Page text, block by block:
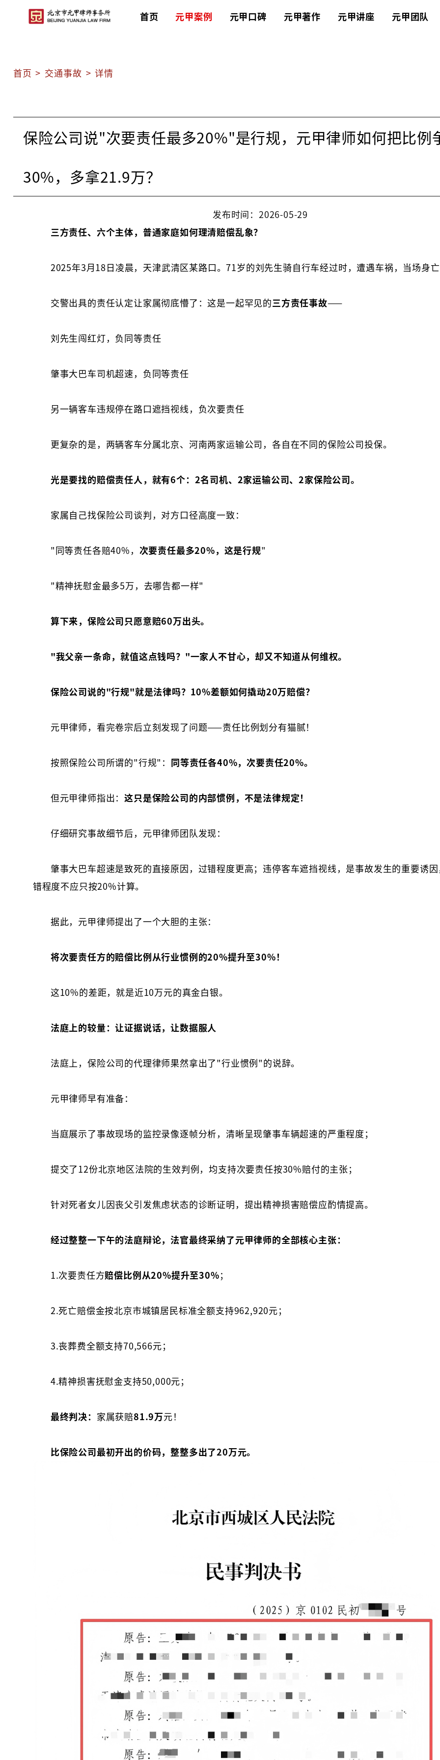
首页 元甲案例 元甲口碑 元甲著作 元甲讲座 元甲团队
首页 > 交通事故 > 详情
保险公司说"次要责任最多20%"是行规，元甲律师如何把比例
30%，多拿21.9万？
发布时间：2026-05-29
三方责任、六个主体，普通家庭如何理清赔偿乱象？
2025年3月18日凌晨，天津武清区某路口。71岁的刘先生骑自行车经过时，遭遇车祸，当场身
交警出具的责任认定让家属彻底懵了：这是一起罕见的三方责任事故——
刘先生闯红灯，负同等责任
肇事大巴车司机超速，负同等责任
另一辆客车违规停在路口遮挡视线，负次要责任
更复杂的是，两辆客车分属北京、河南两家运输公司，各自在不同的保险公司投保。
光是要找的赔偿责任人，就有6个：2名司机、2家运输公司、2家保险公司。
家属自己找保险公司谈判，对方口径高度一致：
"同等责任各赔40%， 次要责任最多20%，这是行规"
"精神抚慰金最多5万，去哪告都一样"
算下来，保险公司只愿意赔60万出头。
"我父亲一条命，就值这点钱吗？"一家人不甘心，却又不知道从何维权。
保险公司说的"行规"就是法律吗？10%差额如何撬动20万赔偿？
元甲律师，看完卷宗后立刻发现了问题——责任比例划分有猫腻！
按照保险公司所谓的"行规"： 同等责任各40%，次要责任20%。
但元甲律师指出：这只是保险公司的内部惯例，不是法律规定！
仔细研究事故细节后，元甲律师团队发现：
肇事大巴车超速是致死的直接原因，过错程度更高；违停客车遮挡视线，是事故发生的重要诱
错程度不应只按20%计算。
据此，元甲律师提出了一个大胆的主张：
将次要责任方的赔偿比例从行业惯例的20%提升至30%！
这10%的差距，就是近10万元的真金白银。
法庭上的较量：让证据说话，让数据服人
法庭上，保险公司的代理律师果然拿出了"行业惯例"的说辞。
元甲律师早有准备：
当庭展示了事故现场的监控录像逐帧分析，清晰呈现肇事车辆超速的严重程度；
提交了12份北京地区法院的生效判例，均支持次要责任按30%赔付的主张；
针对死者女儿因丧父引发焦虑状态的诊断证明，提出精神损害赔偿应酌情提高。
经过整整一下午的法庭辩论，法官最终采纳了元甲律师的全部核心主张：
1.次要责任方赔偿比例从20%提升至30%；
2.死亡赔偿金按北京市城镇居民标准全额支持962,920元；
3.丧葬费全额支持70,566元；
4.精神损害抚慰金支持50,000元；
最终判决： 家属获赔81.9万元！
比保险公司最初开出的价码，整整多出了20万元。